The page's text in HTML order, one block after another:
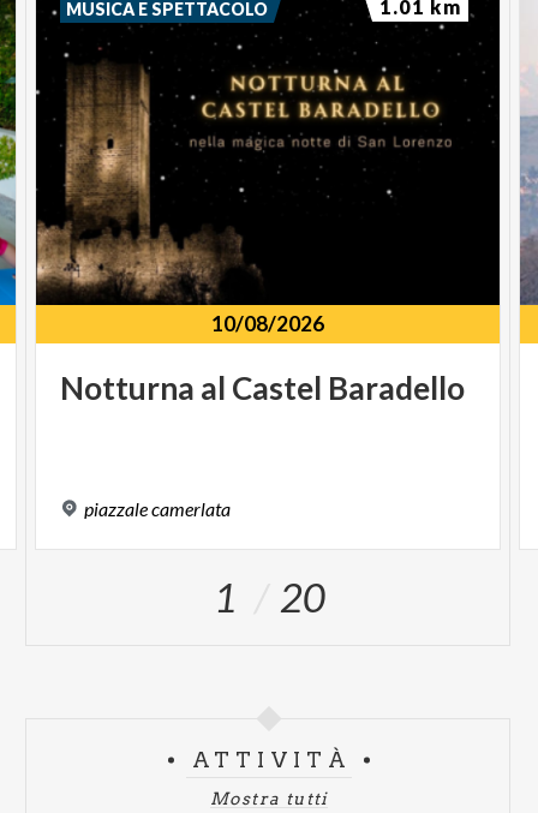
10/08/2026
Notturna al Castel Baradello
piazzalecamerlata
MUSICA E SPETTACOLO 1.01 km
1 20
ATTIVITÀ
Mostra tutti